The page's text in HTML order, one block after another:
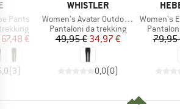
Pants
ridotto
67,48 €
(3)
MARCHIO
WHISTLER
Articolo
Women's Avatar Outdoor Pants
Gruppo di prodotti
Pantaloni da trekking
Prezzo
49,95 €Prezzo ridotto
34,97 €
0,0(0)
Articolo
Women's
Gruppo
79,95